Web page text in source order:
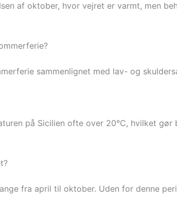
af oktober, hvor vejret er varmt, men
sammenlignet med lav- og
på Sicilien ofte over 20°C, hvilket
fra april til oktober. Uden for denne